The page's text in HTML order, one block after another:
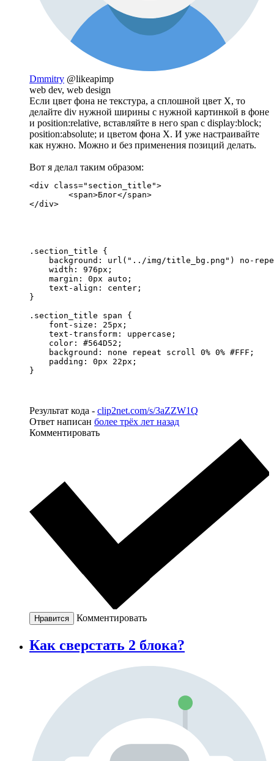
Dmmitry @likeapimp
web dev, web design
Если цвет фона не текстура, а сплошной цвет X, то
делайте div нужной ширины с нужной картинкой в фоне
и position:relative, вставляйте в него span с display:block;
position:absolute; и цветом фона Х. И уже настраивайте
как нужно. Можно и без применения позиций делать.
Вот я делал таким образом:
<div class="section_title">
</div>
.section_title {
background: url("../img/title_bg.png") no-
    width: 976px;
    margin: 0px auto;
    text-align: center;
}
.section_title span {
    font-size: 25px;
    text-transform: uppercase;
    color: #564D52;
    background: none repeat scroll 0% 0% #FFF;
    padding: 0px 22px;
}
Результат кода - clip2net.com/s/3aZZW1Q
Ответ написан более трёх лет назад
Комментировать
Нравится Комментировать
Как сверстать 2 блока?